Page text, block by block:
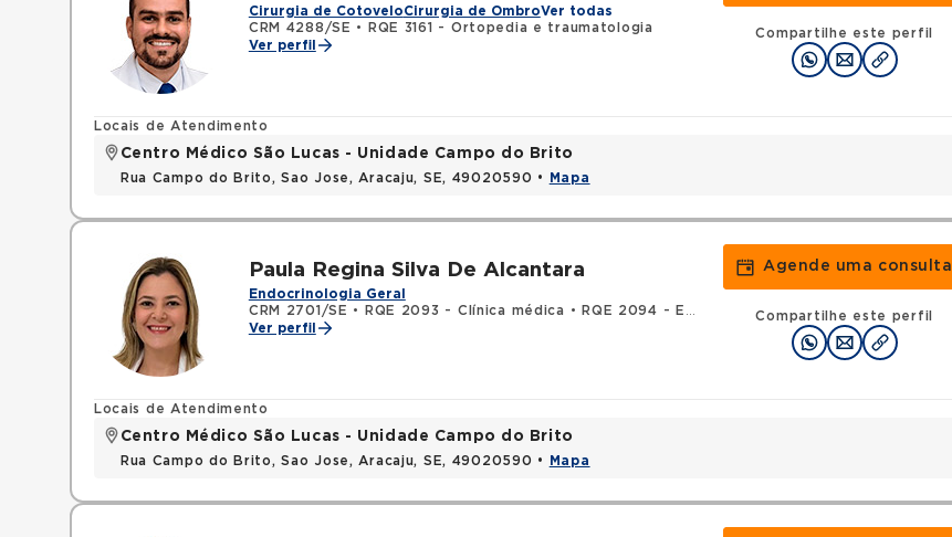
Cirurgia de CotoveloCirurgia de OmbroVer todas
CRM 4288/SE •
RQE 3161 - Ortopedia e traumatologia
Ver perfil
Compartilhe este perfil
Locais de Atendimento
Centro Médico São Lucas - Unidade Campo do Brito
Rua Campo do Brito, Sao Jose, Aracaju, SE, 49020590 • Mapa
Paula Regina Silva De Alcantara
Endocrinologia Geral
CRM 2701/SE • RQE 2093 - Clínica médica •
RQE 2094 - Endocrinologia e metabologia
Ver perfil
Agende uma consulta
Compartilhe este perfil
Locais de Atendimento
Centro Médico São Lucas - Unidade Campo do Brito
Rua Campo do Brito, Sao Jose, Aracaju, SE, 49020590 • Mapa